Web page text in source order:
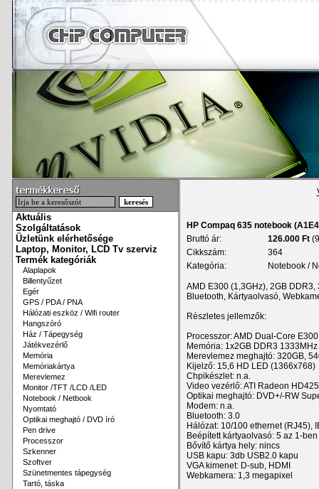
Aktuális
Szolgáltatások
Üzletünk elérhetősége
Laptop, Monitor, LCD Tv szerviz
Termék kategóriák
Alaplapok
Billentyűzet
Egér
GPS / PDA / PNA
Hálózati eszköz / Wifi router
Hangszóró
Ház / Tápegység
Játékvezérlő
Memória
Memóriakártya
Merevlemez
Monitor /TFT /LCD /LED
Notebook / Netbook
Nyomtató
Optikai meghajtó / DVD író
Pen drive
Processzor
Szkenner
Szoftver
Szünetmentes tápegység
Tartó, táska
HP Compaq 635 notebook
Bruttó ár:
126.000 Ft
Cikkszám:
364
Kategória:
Notebook /
AMD E300 (1,3GHz), 2GB DDR3,
Bluetooth, Kártyaolvasó,
Részletes jellemzők:
Processzor: AMD Dual-Core
Memória: 1x2GB DDR3
Merevlemez meghajtó: 320GB,
Kijelző: 15,6 HD LED (1366x768)
Chpikészlet: n.a.
Video vezérlő: ATI Radeon
Optikai meghajtó: DVD+/-RW
Modem: n.a.
Bluetooth: 3.0
Hálózat: 10/100 ethernet (RJ45),
Beépített kártyaolvasó: 5 az 1-ben
Bővítő kártya hely: nincs
USB kapu: 3db USB2.0 kapu
VGA kimenet: D-sub, HDMI
Webkamera: 1,3 megapixel